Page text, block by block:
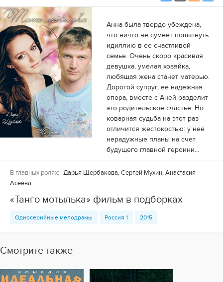
Анна была твердо убеждена,
что ничто не сумеет пошатнуть
идиллию в ее счастливой
семье. Очень скоро красивая
девушка, умелая хозяйка,
любящая жена станет матерью.
Дорогой супруг, ее надежная
опора, вместе с Аней разделит
это родительское счастье. Но
коварная судьба на этот раз
отличится жестокостью: у неё
нерадужные планы на счет
будущего главной героини...
В главных ролях: Дарья Щербакова, Сергей Мухин, Анастасия
Асеева
«Танго мотылька» фильм в подборках
Односерийные мелодрамы Россия 1 2015
Смотрите также